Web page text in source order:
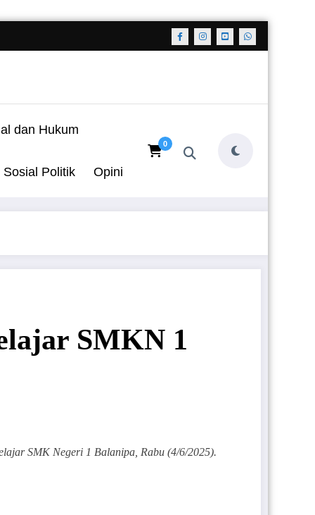
dan Hukum
Sosial Politik Opini
0
SMKN 1
SMK Negeri 1 Balanipa, Rabu (4/6/2025).